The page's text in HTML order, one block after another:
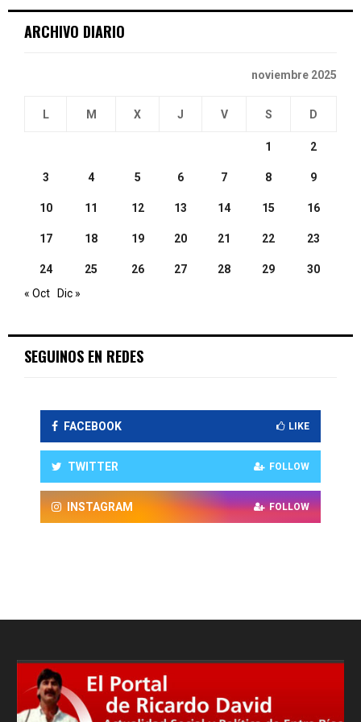
ARCHIVO DIARIO
noviembre 2025
L M X J V S D
1 2
3 4 5 6 7 8 9
10 11 12 13 14 15 16
17 18 19 20 21 22 23
24 25 26 27 28 29
30
« Oct
Dic »
SEGUINOS EN REDES
FACEBOOK LIKE
TWITTER FOLLOW
INSTAGRAM FOLLOW